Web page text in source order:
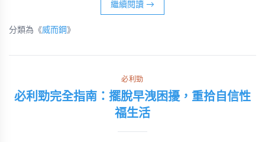
繼續閱讀 →
分類為《威而鋼 》
必利勁
必利勁完全指南：擺脫早洩困擾，重拾自信性
福生活